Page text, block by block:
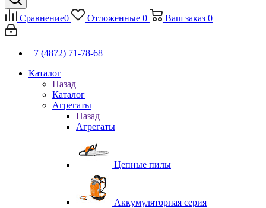
Сравнение0 Отложенные 0 Ваш заказ 0
+7 (4872) 71-78-68
Каталог
Назад
Каталог
Агрегаты
Назад
Агрегаты
Цепные пилы
Аккумуляторная серия